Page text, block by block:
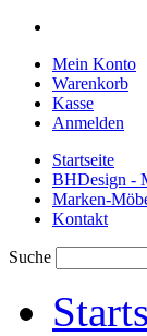
Mein Konto
Warenkorb
Kasse
Anmelden
Startseite
BHDesign -
Marken-
Kontakt
Suche